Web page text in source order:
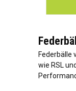
Federbälle
wie RSL